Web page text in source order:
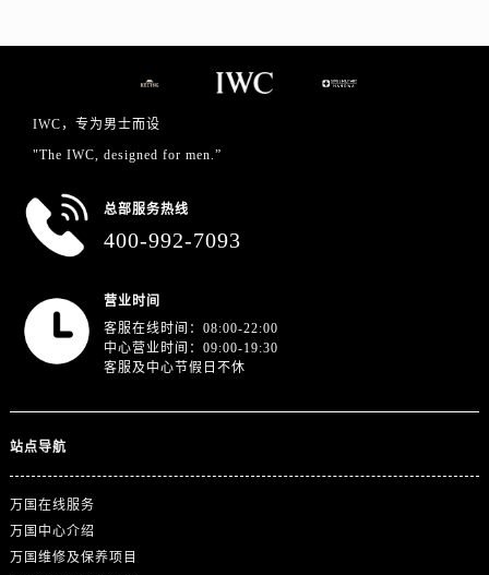
海南省万宁市万城镇解放路万国售后服务中心（需提前预约）
IWC，专为男士而设
"The IWC, designed for men.”
总部服务热线
400-992-7093
营业时间
客服在线时间：08:00-22:00
中心营业时间：09:00-19:30
客服及中心节假日不休
站点导航
万国在线服务
万国中心介绍
万国维修及保养项目